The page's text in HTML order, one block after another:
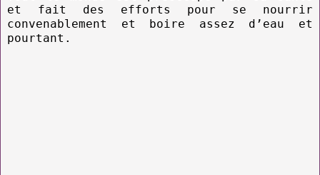
et fait des efforts pour se nourrir
convenablement et boire assez d’eau et
pourtant.